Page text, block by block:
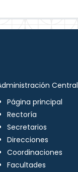
Central
Página principal
Rectoría
Secretarios
Direcciones
Coordinaciones
Facultades